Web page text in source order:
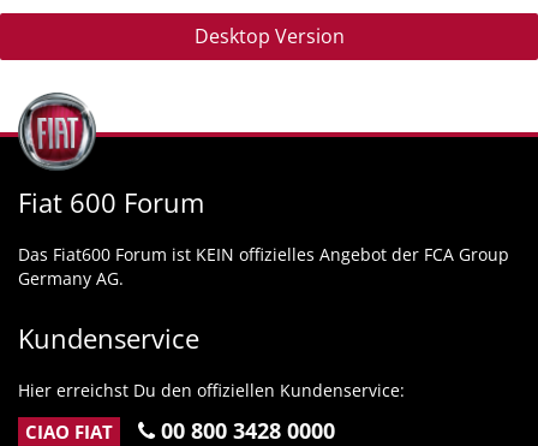
Desktop Version
Fiat 600 Forum
Das Fiat600 Forum ist KEIN offizielles Angebot der FCA Group
Germany AG.
Kundenservice
Hier erreichst Du den offiziellen Kundenservice:
CIAO FIAT 00 800 3428 0000